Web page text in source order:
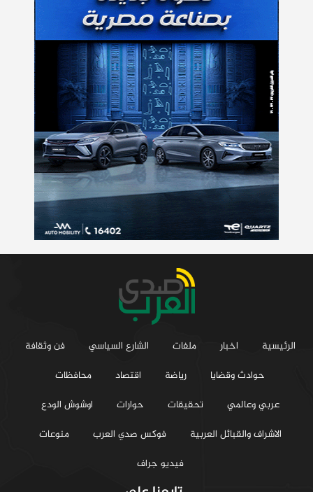
الرئيسية اخبار ملفات الشارع السياسي
فن وثقافة
حوادث وقضايا
رياضة اقتصاد
محافظات
عربي وعالمي
تحقيقات حوارات
اوشوش الودع
الاشراف والقبائل العربية
فوكس صدي العرب
منوعات
فيديو جراف